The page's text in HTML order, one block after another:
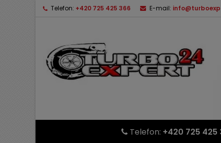
Telefon: +420 725 425 366 E-mail:
Telefon: +420 725 425